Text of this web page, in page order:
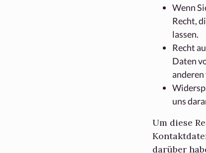
Wenn
Recht,
lassen.
Recht
Daten
uns
Um diese
darüber